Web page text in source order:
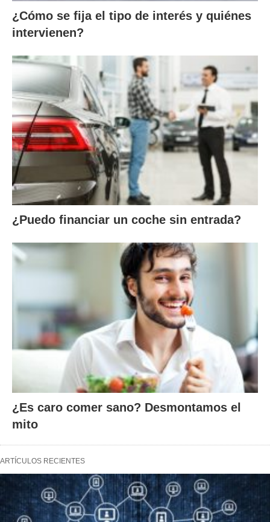
¿Cómo se fija el tipo de interés y quiénes
intervienen?
¿Puedo financiar un coche sin entrada?
¿Es caro comer sano? Desmontamos el
mito
ARTÍCULOS RECIENTES